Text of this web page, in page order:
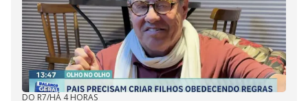
DO R7/HÁ 4 HORAS